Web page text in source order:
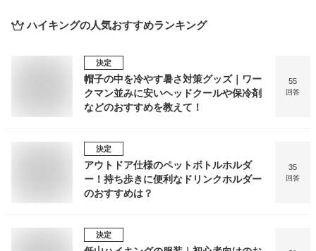
ハイキングの人気おすすめランキング
決定
帽子の中を冷やす暑さ対策グッズ｜ワー
クマン並みに安いヘッドクールや保冷剤
などのおすすめを教えて！
55
回答
決定
アウトドア仕様のペットボトルホルダ
ー！持ち歩きに便利なドリンクホルダー
のおすすめは？
35
回答
決定